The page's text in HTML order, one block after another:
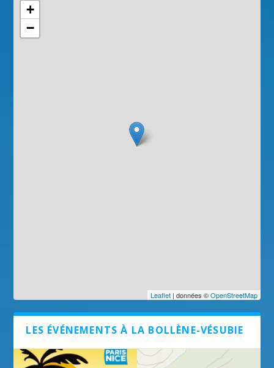
+
−
Leaflet| données ©OpenStreetMap
LES ÉVÉNEMENTS À LA BOLLÈNE-VÉSUBIE